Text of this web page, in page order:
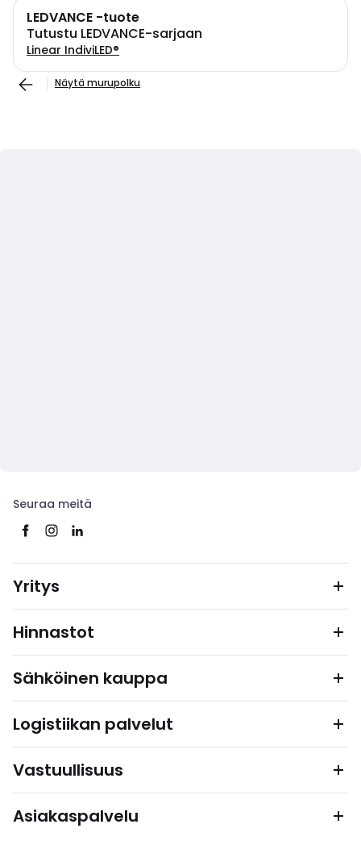
LEDVANCE -tuote
Tutustu LEDVANCE-sarjaan
Linear IndiviLED®
Näytä murupolku
Seuraa meitä
Yritys
Hinnastot
Sähköinen kauppa
Logistiikan palvelut
Vastuullisuus
Asiakaspalvelu